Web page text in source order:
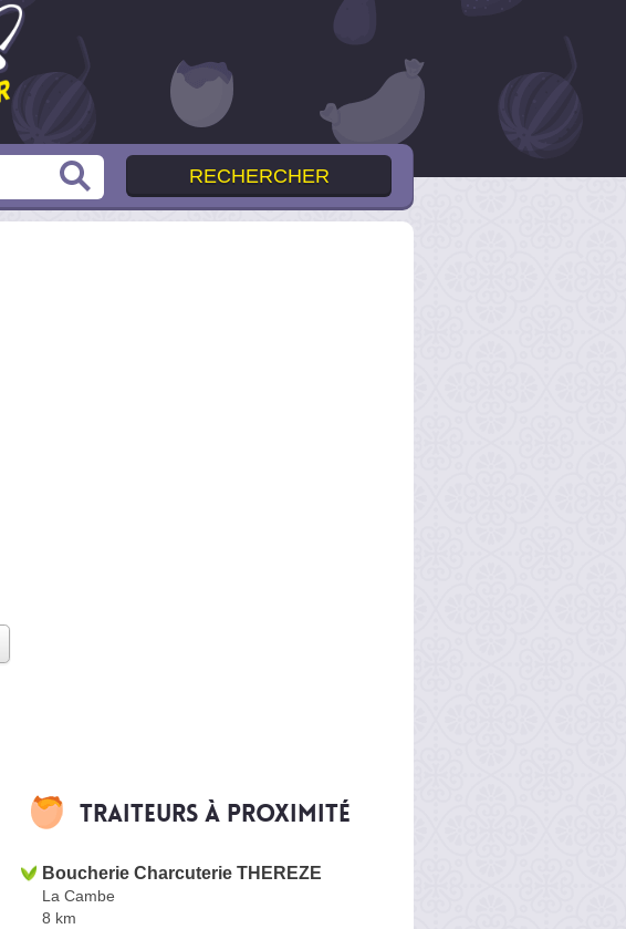
Traiteurs à proximité
Boucherie Charcuterie THEREZE
La Cambe
8 km